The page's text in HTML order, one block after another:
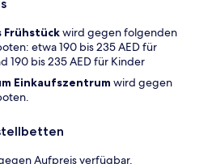
Frühstückwird gegen folgenden
etwa 190 bis 235 AED für
190 bis 235 AED für Kinder
Einkaufszentrum wird gegen
Aufpreis verfügbar.